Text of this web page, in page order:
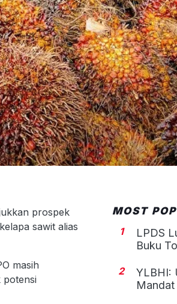
prospek
sawit alias
masih
potensi
MOST
1
LPDS
Buku
2
YLBHI: